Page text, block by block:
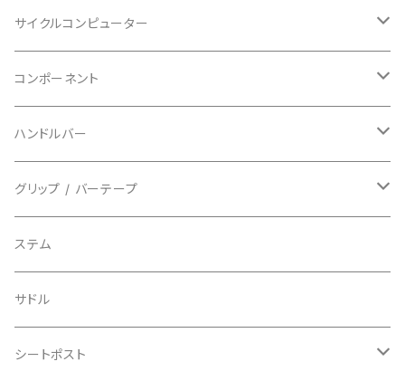
BBB/ビービービー
BELL/ベル
BIKEHAND/バイクハンド
BIO RACER/ビオレーサー
BIKEYOKE/バイクヨーク
BLACKBURN/ブラックバーン
BLB/ビーエルビー
グローブ
指切り
フルフィンガー
ソックス
シューズカバー
キャップ
その他
キッズ
グラベル
マウンテンバイク
フラットペダル用
ビンディングペダル用
インソール
サイクルコンピューター
ヘッドユニット
センサー
アクセサリー
コンポーネント
カセットスプロケット
シフターマウント
ステムスペーサー
ケーブル類
チェーンガイド／キャッチャー
ハンドルバー
ドロップハンドル
フラット/ライザーバー
グリップ / バーテープ
グリップ
バーテープ
グリップカラー / バーエンドキャップ
ステム
サドル
シートポスト